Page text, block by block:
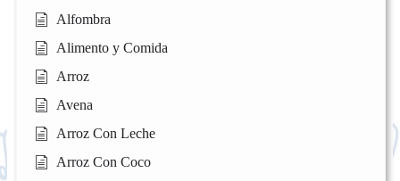
Alfombra
Alimento y Comida
Arroz
Avena
Arroz Con Leche
Arroz Con Coco